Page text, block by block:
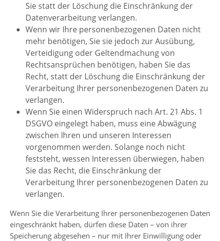
Sie statt der Löschung die Einschränkung der
Datenverarbeitung verlangen.
Wenn wir Ihre personenbezogenen Daten nicht
mehr benötigen, Sie sie jedoch zur Ausübung,
Verteidigung oder Geltendmachung von
Rechtsansprüchen benötigen, haben Sie das
Recht, statt der Löschung die Einschränkung der
Verarbeitung Ihrer personenbezogenen Daten zu
verlangen.
Wenn Sie einen Widerspruch nach Art. 21 Abs. 1
DSGVO eingelegt haben, muss eine Abwägung
zwischen Ihren und unseren Interessen
vorgenommen werden. Solange noch nicht
feststeht, wessen Interessen überwiegen, haben
Sie das Recht, die Einschränkung der
Verarbeitung Ihrer personenbezogenen Daten zu
verlangen.
Wenn Sie die Verarbeitung Ihrer personenbezogenen Daten
eingeschränkt haben, dürfen diese Daten – von ihrer
Speicherung abgesehen – nur mit Ihrer Einwilligung oder